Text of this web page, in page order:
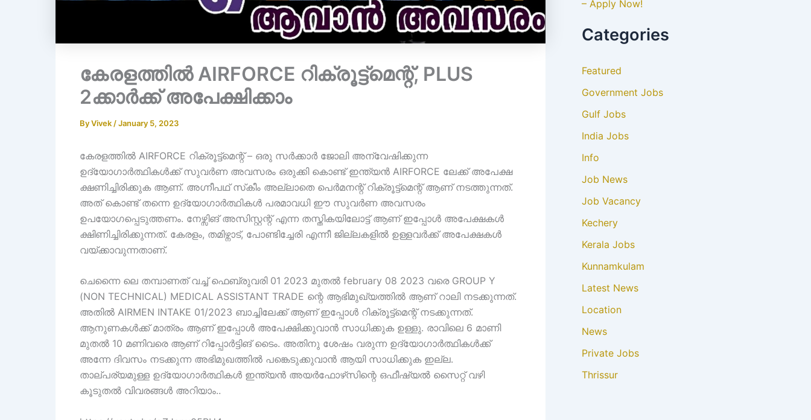
കേരളത്തിൽ AIRFORCE റിക്രൂട്ട്മെന്റ്, PLUS
2ക്കാർക്ക് അപേക്ഷിക്കാം
ByVivek /January 5, 2023
കേരളത്തിൽ AIRFORCE റിക്രൂട്ട്മെന്റ് – ഒരു സർക്കാർ ജോലി അന്വേഷിക്കുന്ന
ഉദ്യോഗാർത്ഥികൾക്ക് സുവർണ അവസരം ഒരുക്കി കൊണ്ട് ഇന്ത്യൻ AIRFORCE ലേക്ക് അപേക്ഷ
ക്ഷണിച്ചിരിക്കുക ആണ്. അഗ്നീപഥ് സ്‌കീം അല്ലാതെ പെർമനന്റ് റിക്രൂട്ട്മെന്റ് ആണ് നടത്തുന്നത്.
അത് കൊണ്ട് തന്നെ ഉദ്യോഗാർത്ഥികൾ പരമാവധി ഈ സുവർണ അവസരം
ഉപയോഗപ്പെടുത്തണം. നേഴ്സിങ് അസിസ്റ്റന്റ് എന്ന തസ്തികയിലോട്ട് ആണ് ഇപ്പോൾ അപേക്ഷകൾ
ക്ഷിണിച്ചിരിക്കുന്നത്. കേരളം, തമിഴ്നാട്, പോണ്ടിച്ചേരി എന്നീ ജില്ലകളിൽ ഉള്ളവർക്ക് അപേക്ഷകൾ
വയ്ക്കാവുന്നതാണ്.
ചെന്നൈ ലെ തമ്പാണത് വച്ച് ഫെബ്രുവരി 01 2023 മുതൽ february 08 2023 വരെ GROUP Y
(NON TECHNICAL) MEDICAL ASSISTANT TRADE ന്റെ ആഭിമുഖ്യത്തിൽ ആണ് റാലി നടക്കുന്നത്.
അതിൽ AIRMEN INTAKE 01/2023 ബാച്ചിലേക്ക് ആണ് ഇപ്പോൾ റിക്രൂട്ട്മെന്റ് നടക്കുന്നത്.
ആനുണകൾക്ക് മാത്രം ആണ് ഇപ്പോൾ അപേക്ഷിക്കുവാൻ സാധിക്കുക ഉള്ളു. രാവിലെ 6 മാണി
മുതൽ 10 മണിവരെ ആണ് റിപ്പോർട്ടിങ് ടൈം. അതിനു ശേഷം വരുന്ന ഉദ്യോഗാർത്ഥികൾക്ക്
അന്നേ ദിവസം നടക്കുന്ന അഭിമുഖത്തിൽ പങ്കെടുക്കുവാൻ ആയി സാധിക്കുക ഇല്ല.
താല്പര്യമുള്ള ഉദ്യോഗാർത്ഥികൾ ഇന്ത്യൻ അയർഫോഴ്‌സിന്റെ ഒഫീഷ്യൽ സൈറ്റ് വഴി
കൂടുതൽ വിവരങ്ങൾ അറിയാം..
– Apply Now!
Categories
Featured
Government Jobs
Gulf Jobs
India Jobs
Info
Job News
Job Vacancy
Kechery
Kerala Jobs
Kunnamkulam
Latest News
Location
News
Private Jobs
Thrissur